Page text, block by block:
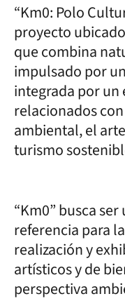
“Km0: Polo
proyecto
que combina
impulsado por
integrada por
relacionados
ambiental, el
turismo
“Km0” busca
referencia para
realización y
artísticos y de
perspectiva